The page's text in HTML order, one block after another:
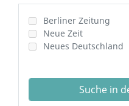
Berliner Zeitung
Neue Zeit
Neues Deutschland
Suche in